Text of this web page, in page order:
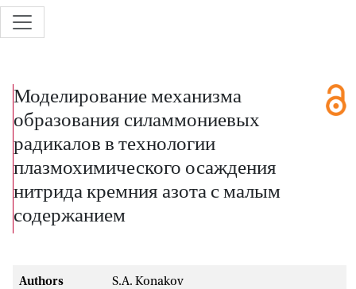
Моделирование механизма
образования силаммониевых
радикалов в технологии
плазмохимического осаждения
нитрида кремния азота с малым
содержанием
Authors
S.A. Konakov